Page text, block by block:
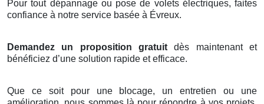
Pour tout dépannage ou pose de volets électriques, faites
confiance à notre service basée à Évreux.
Demandez un proposition gratuit dès maintenant et
bénéficiez d’une solution rapide et efficace.
Que ce soit pour une blocage, un entretien ou une